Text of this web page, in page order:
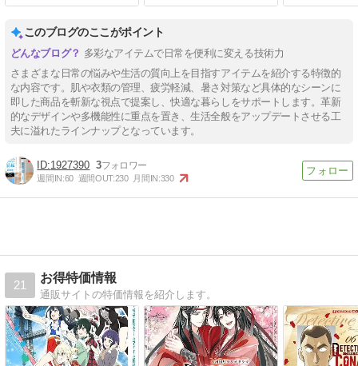
このブログのここがポイント
多彩なアイテムで日常を便利に変える技術力
さまざまな日常の悩みや生活の質向上を目指すアイテムを紹介する特徴的
な内容です。肌や衣類の管理、疲労軽減、暑さ対策など具体的なシーンに
即した商品を斬新な視点で提案し、快適な暮らしをサポートします。革新
的なデザインや多機能性に重点を置き、生活全般をアップデートさせる工
夫に溢れたラインナップとなっています。
1927390 3
週間IN:60 週間OUT:230 月間IN:330
21
お得特価情報
通販サイトの特価情報を紹介します。